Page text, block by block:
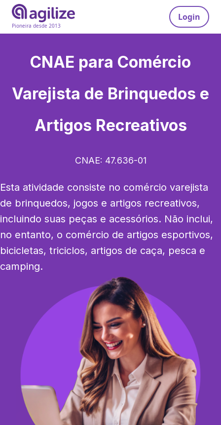
Pioneira desde 2013
Login
CNAE para Comércio
Varejista de Brinquedos e
Artigos Recreativos
CNAE: 47.636-01
Esta atividade consiste no comércio varejista
de brinquedos, jogos e artigos recreativos,
incluindo suas peças e acessórios. Não inclui,
no entanto, o comércio de artigos esportivos,
bicicletas, triciclos, artigos de caça, pesca e
camping.